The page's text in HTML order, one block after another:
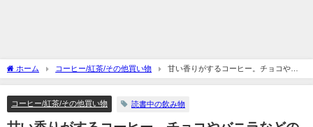
ホーム コーヒー/紅茶/その他買い物
甘い香りがするコーヒー。チョコやバ
ニラなどの５種類の香りをお得なお試しで価格で楽しめるフレーバーコーヒー。
コーヒー/紅茶/その他買い物 読書中の飲み物